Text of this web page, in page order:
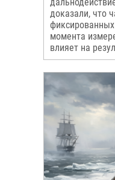
доказали, что
момента
влияет на